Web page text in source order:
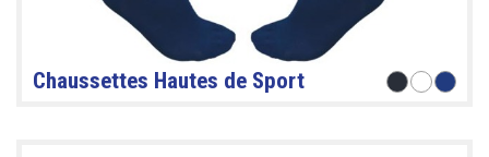
Chaussettes Hautes de Sport